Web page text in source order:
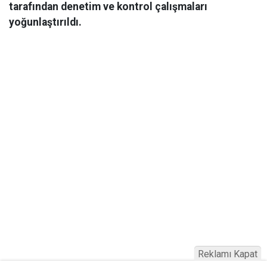
tarafından denetim ve kontrol çalışmaları
yoğunlaştırıldı.
Reklamı Kapat